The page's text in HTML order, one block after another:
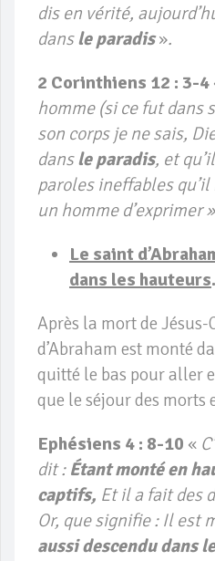
dis en vérité,
dansle paradis».
2 Corinthiens 12 : 3-4
homme (si ce fut dans
son corps je ne sais,
dansle paradis, et
paroles ineffables qu’il
un homme d’exprimer
Le saint
dans les hauteurs.
Après la mort de Jésus-
d’Abraham est monté
quitté le bas pour aller
que le séjour des morts
Ephésiens 4 : 8-10 «
dit : Étant monté en
captifs, Et il a fait des
Or, que signifie : Il est
aussi descendu dans